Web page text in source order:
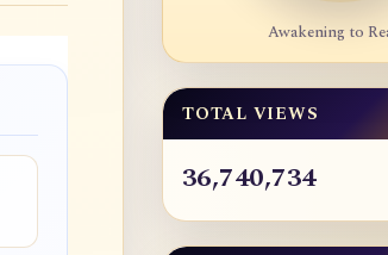
Awakening to
TOTAL VIEWS
36,740,734